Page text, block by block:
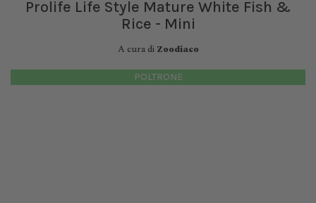
Prolife Life Style Mature White Fish &
Rice - Mini
A cura di Zoodiaco
POLTRONE